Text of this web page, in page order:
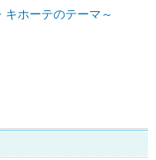
キホーテのテーマ～